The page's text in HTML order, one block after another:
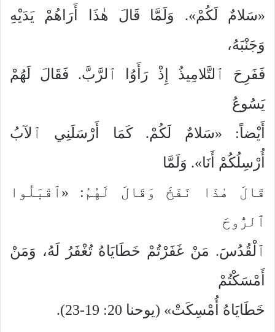
«سَلامٌ لَكُمْ». وَلَمَّا قَالَ هٰذَا أَرَاهُمْ يَدَيْهِ
وَجَنْبَهُ،
فَفَرِحَ ٱلتَّلامِيذُ إِذْ رَأَوُا ٱلرَّبَّ. فَقَالَ لَهُمْ
يَسُوعُ
أَيْضاً: «سَلامٌ لَكُمْ. كَمَا أَرْسَلَنِي ٱلآبُ
أُرْسِلُكُمْ أَنَا». وَلَمَّا
قَالَ هٰذَا نَفَخَ وَقَالَ لَهُمُ: «ٱقْبَلُوا
ٱلرُّوحَ
ٱلْقُدُسَ. مَنْ غَفَرْتُمْ خَطَايَاهُ تُغْفَرُ لَهُ، وَمَنْ
أَمْسَكْتُمْ
خَطَايَاهُ أُمْسِكَتْ» (يوحنا 20: 19-23).